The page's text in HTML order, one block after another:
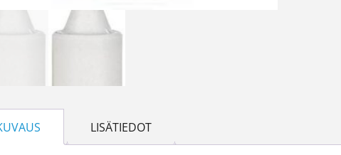
LISÄTIEDOT